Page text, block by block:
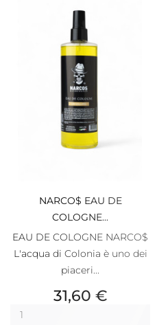
NARCO$ EAU DE
COLOGNE...
EAU DE COLOGNE NARCO$
L'acqua di Colonia è uno dei
piaceri...
Prezzo
31,60 €